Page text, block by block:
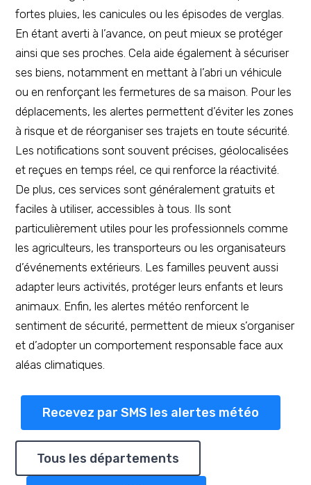
fortes pluies, les canicules ou les épisodes de verglas.
En étant averti à l’avance, on peut mieux se protéger
ainsi que ses proches. Cela aide également à sécuriser
ses biens, notamment en mettant à l’abri un véhicule
ou en renforçant les fermetures de sa maison. Pour les
déplacements, les alertes permettent d’éviter les zones
à risque et de réorganiser ses trajets en toute sécurité.
Les notifications sont souvent précises, géolocalisées
et reçues en temps réel, ce qui renforce la réactivité.
De plus, ces services sont généralement gratuits et
faciles à utiliser, accessibles à tous. Ils sont
particulièrement utiles pour les professionnels comme
les agriculteurs, les transporteurs ou les organisateurs
d’événements extérieurs. Les familles peuvent aussi
adapter leurs activités, protéger leurs enfants et leurs
animaux. Enfin, les alertes météo renforcent le
sentiment de sécurité, permettent de mieux s’organiser
et d’adopter un comportement responsable face aux
aléas climatiques.
Recevez par SMS les alertes météo
Tous les départements